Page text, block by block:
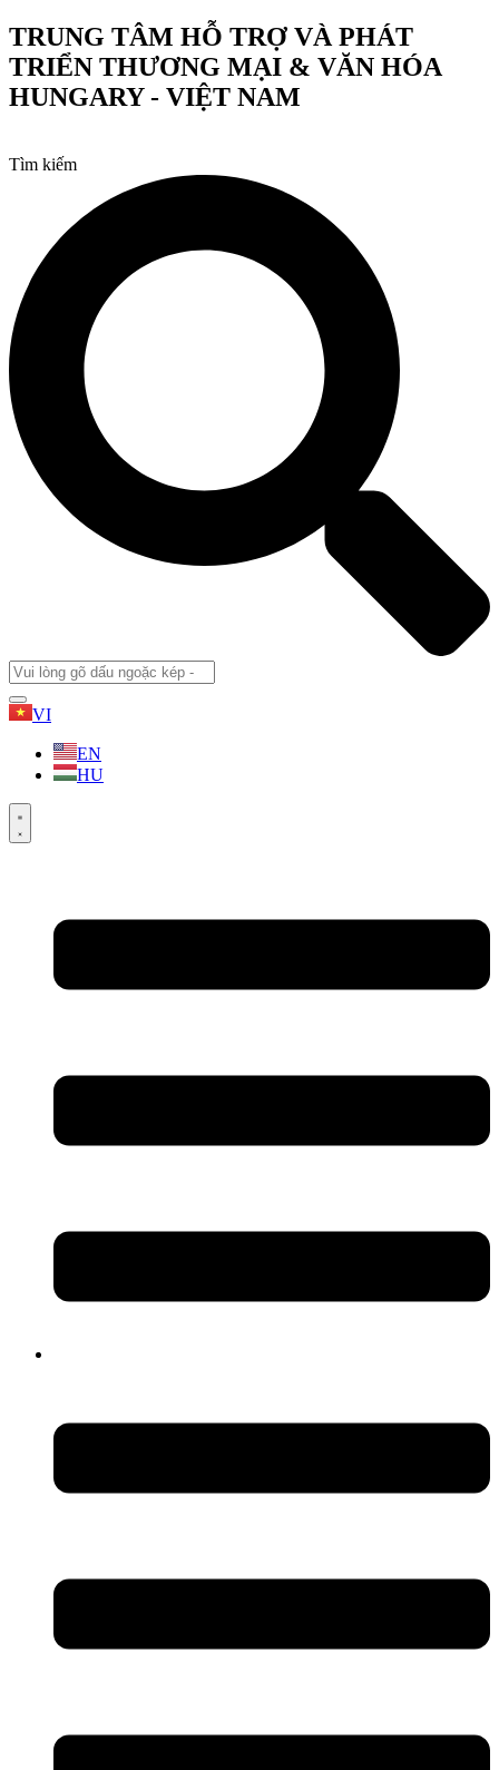
Chuyển
đến
nội
dung
TRUNG TÂM HỖ TRỢ VÀ PHÁT
TRIỂN THƯƠNG MẠI & VĂN HÓA
HUNGARY - VIỆT NAM
Tìm kiếm
VI
EN
HU